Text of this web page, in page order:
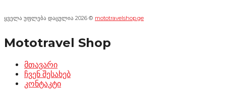
ყველა უფლება დაცულია 2026 © mototravelshop.ge
Mototravel Shop
მთავარი
ჩვენ შესახებ
კონტაკტი